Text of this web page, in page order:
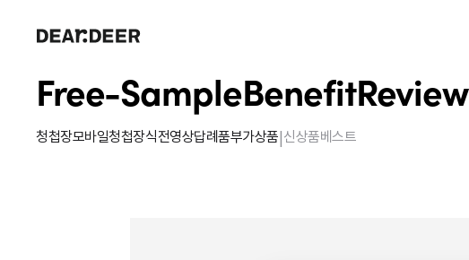
Free-SampleBenefitReview
청첩장모바일청첩장식전영상답례품부가상품|신상품베스트